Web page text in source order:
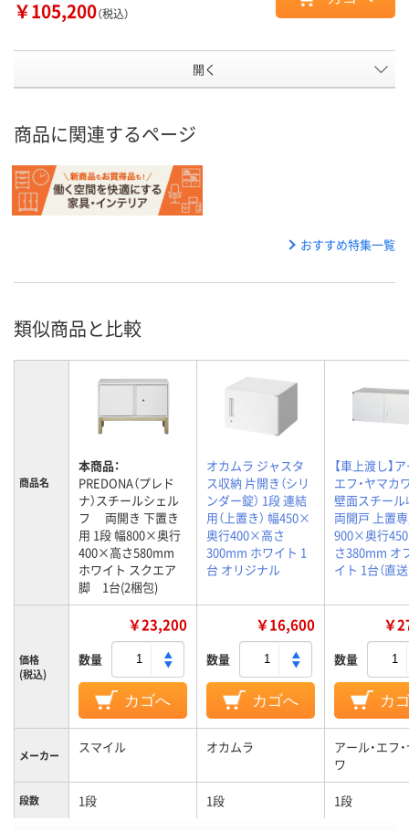
￥105,200（税込）
開く
商品に関連するページ
おすすめ特集一覧
類似商品と比較
商品名
本商品：
PREDONA（プレド
ナ）スチールシェル
フ 両開き 下置き
用 1段 幅800×奥行
400×高さ580mm
ホワイト スクエア
脚 1台(2梱包)
オカムラ ジャスタ
ス収納 片開き（シリ
ンダー錠） 1段 連結
用（上置き） 幅450×
奥行400×高さ
300mm ホワイト 1
台 オリジナル
【車上渡し】
エフ・ヤマカ
壁面スチール
両開戸 上置
900×奥行
さ380mm オ
イト 1台（直送
価格
(税込)
￥23,200
数量
カゴへ
￥16,600
数量
カゴへ
￥
数量
カ
メーカー スマイル オカムラ
アール・エフ
ワ
段数 1段 1段 1段